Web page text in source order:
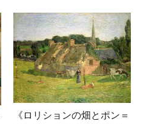
《ロリションの畑とポン＝